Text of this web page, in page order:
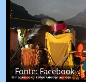
Fonte: Facebook